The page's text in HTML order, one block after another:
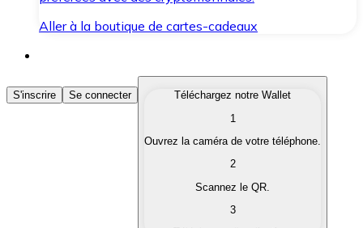
Aller à la boutique de cartes-cadeaux
Acheter des Cryptomonnaies
Achetez les cryptomonnaies qui vous intéressent
Convertissez vos cryptomonnaies en monnaie
S'inscrire Se connecter
Téléchargez notre Wallet
1
Ouvrez la caméra de votre téléphone.
2
Scannez le QR.
3